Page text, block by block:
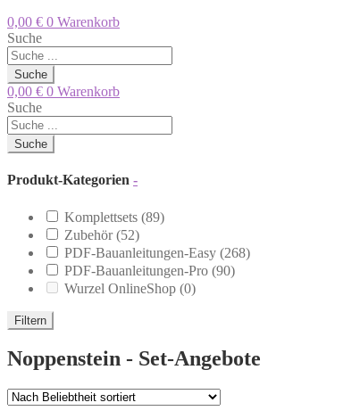
0,00 € 0 Warenkorb
Suche
Suche
0,00 € 0 Warenkorb
Suche
Suche
Produkt-Kategorien -
Komplettsets (89)
Zubehör(52)
PDF-Bauanleitungen-Easy (268)
PDF-Bauanleitungen-Pro (90)
Wurzel OnlineShop (0)
Filtern
Noppenstein - Set-Angebote